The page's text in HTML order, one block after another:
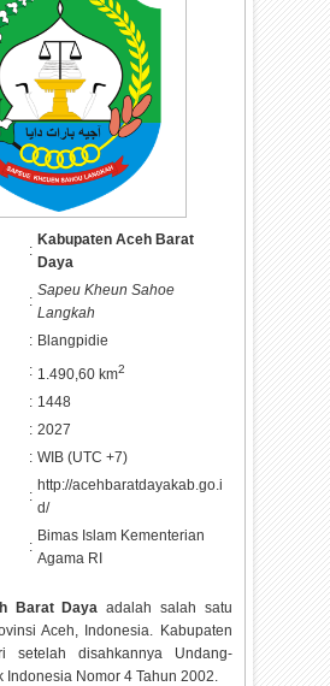
:
Kabupaten Aceh Barat
Daya
:
Sapeu Kheun Sahoe
Langkah
: Blangpidie
: 1.490,60 km2
: 1448
: 2027
: WIB (UTC +7)
:
http://acehbaratdayakab.go.i
d/
:
Bimas Islam Kementerian
Agama RI
Barat Daya adalah salah satu
Aceh, Indonesia. Kabupaten
setelah disahkannya Undang-
Indonesia Nomor 4 Tahun 2002.